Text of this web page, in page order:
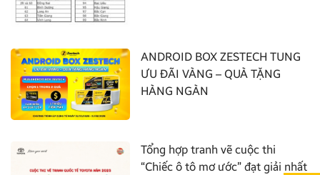
ANDROID BOX ZESTECH TUNG
ƯU ĐÃI VÀNG – QUÀ TẶNG
HÀNG NGÀN
Tổng hợp tranh vẽ cuộc thi
“Chiếc ô tô mơ ước” đạt giải nhất